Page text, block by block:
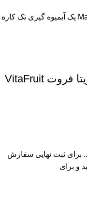
آبمیوه گیری پارس خزر مدل مانگو – Mango یک آبمیوه گیری تک کاره
آبمیوه گیری پارس خزر مدل ویتا فروت VitaFruit
برای ثبت نهایی سفارش
و برای